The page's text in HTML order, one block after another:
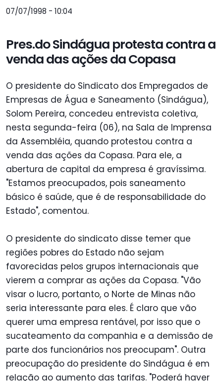
07/07/1998 - 10:04
Pres.do Sindágua protesta contra a
venda das ações da Copasa
O presidente do Sindicato dos Empregados de
Empresas de Água e Saneamento (Sindágua),
Solom Pereira, concedeu entrevista coletiva,
nesta segunda-feira (06), na Sala de Imprensa
da Assembléia, quando protestou contra a
venda das ações da Copasa. Para ele, a
abertura de capital da empresa é gravíssima.
"Estamos preocupados, pois saneamento
básico é saúde, que é de responsabilidade do
Estado", comentou.
O presidente do sindicato disse temer que
regiões pobres do Estado não sejam
favorecidas pelos grupos internacionais que
vierem a comprar as ações da Copasa. "Vão
visar o lucro, portanto, o Norte de Minas não
seria interessante para eles. É claro que vão
querer uma empresa rentável, por isso que o
sucateamento da companhia e a demissão de
parte dos funcionários nos preocupam". Outra
preocupação do presidente do Sindágua é em
relação ao aumento das tarifas. "Poderá haver